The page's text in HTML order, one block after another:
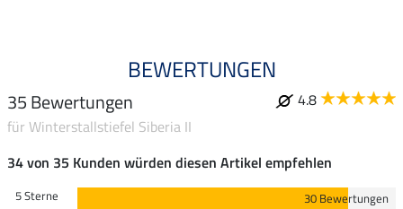
BEWERTUNGEN
35 Bewertungen
4.8
für Winterstallstiefel Siberia II
34 von 35 Kunden würden diesen Artikel empfehlen
5 Sterne
30 Bewertungen